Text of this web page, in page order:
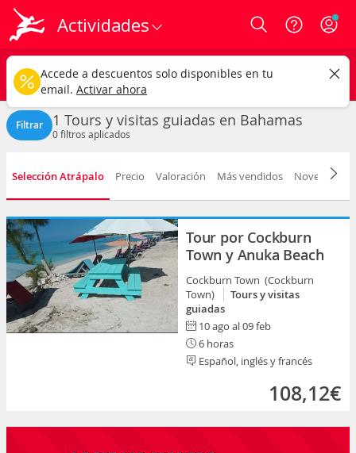
Actividades Login
Bahamas
Tours y visitas guiadas Cualquier fecha
CAMBIAR
Filtrar 1 Tours y visitas guiadas en Bahamas
0filtros aplicados
Selección Atrápalo Precio Valoración Más vendidos Novedad
Tour por Cockburn
Town y Anuka Beach
Cockburn Town (Cockburn
Town)
Tours y visitas
guiadas
10 ago al 09 feb
6 horas
Español, inglés y francés
108,12€
Accede a descuentos solo disponibles en tu
email. Activar ahora